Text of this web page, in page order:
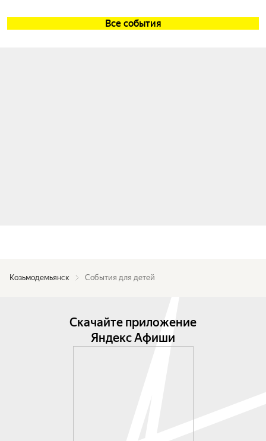
Все события
Козьмодемьянск События для детей
Скачайте приложение
Яндекс Афиши